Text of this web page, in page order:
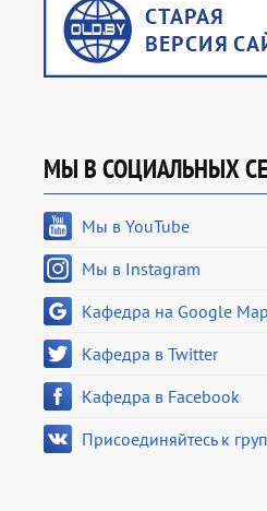
МЫ В СОЦИАЛЬНЫХ
Мы в YouTube
Мы в Instagram
Кафедра на Google
Кафедра в Twitter
Кафедра в Facebook
Присоединяйтесь к